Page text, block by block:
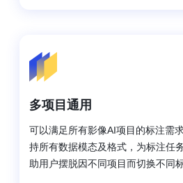
多项目通用
可以满足所有影像AI项目的标注需
持所有数据模态及格式，为标注任
助用户摆脱因不同项目而切换不同